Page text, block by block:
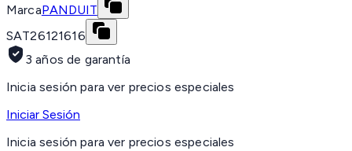
MarcaPANDUIT
SAT26121616
3 años de garantía
Inicia sesión para ver precios especiales
Iniciar Sesión
Inicia sesión para ver precios especiales